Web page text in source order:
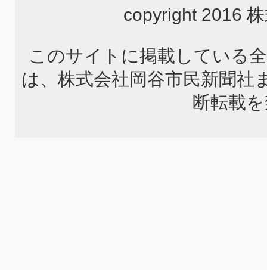
copyright 2016
このサイトに掲載している
は、株式会社岡谷市民新聞社
断転載